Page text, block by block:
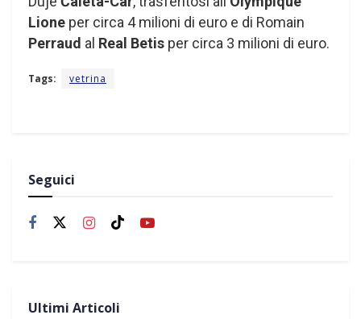
Lione per circa 4 milioni di euro e di Romain
Perraud al Real Betis per circa 3 milioni di euro.
Tags: vetrina
Seguici
Ultimi Articoli